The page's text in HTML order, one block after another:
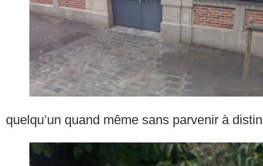
quelqu’un quand même sans parvenir à